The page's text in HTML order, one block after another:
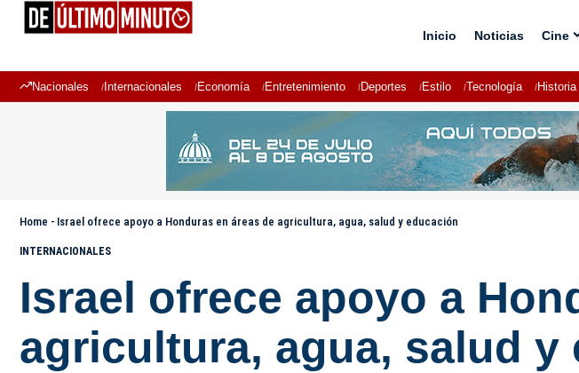
Inicio Noticias Cine
Nacionales Internacionales Economía Entretenimiento Deportes Estilo Tecnología Historia
Home - Israel ofrece apoyo a Honduras en áreas de agricultura, agua, salud y educación
INTERNACIONALES
Israel ofrece apoyo a
agricultura, agua, salud y